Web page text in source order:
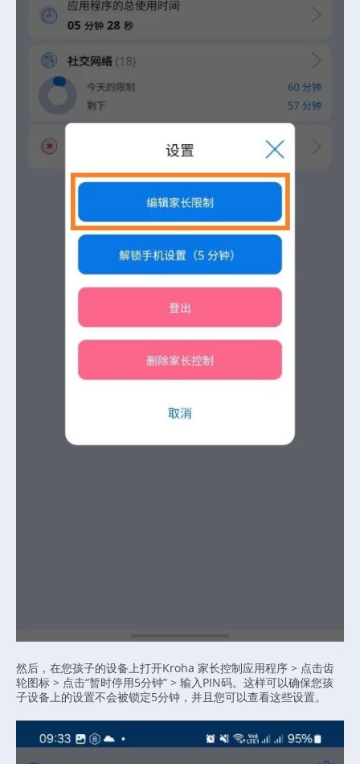
然后，在您孩子的设备上打开Kroha 家长控制应用程序 > 点击齿
轮图标 > 点击“暂时停用5分钟” > 输入PIN码。这样可以确保您孩
子设备上的设置不会被锁定5分钟，并且您可以查看这些设置。